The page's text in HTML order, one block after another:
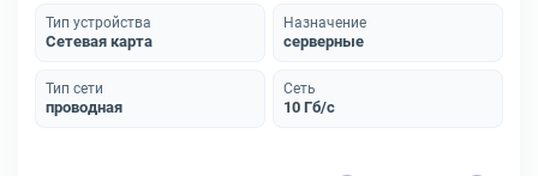
Тип устройства
Сетевая карта
Назначение
серверные
Тип сети
проводная
Сеть
10 Гб/с